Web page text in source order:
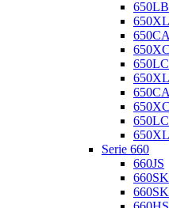
Serie 660
660JS